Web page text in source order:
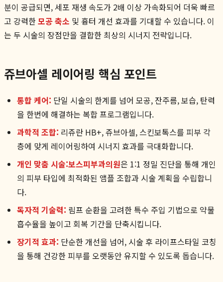
분이 공급되면, 세포 재생 속도가 2배 이상 가속화되어 더욱 빠르
고 강력한모공 축소 및 흉터 개선 효과를 기대할 수 있습니다. 이
는 두 시술의 장점만을 결합한 최상의 시너지 전략입니다.
쥬브아셀 레이어링 핵심 포인트
통합 케어: 단일 시술의 한계를 넘어 모공, 잔주름, 보습, 탄력
을 한번에 해결하는 복합 프로그램입니다.
과학적 조합: 리쥬란 HB+, 쥬브아셀, 스킨보톡스를 피부 각
층에 맞게 레이어링하여 시너지 효과를 극대화합니다.
개인 맞춤 시술:보스피부과의원은 1:1 정밀 진단을 통해 개인
의 피부 타입에 최적화된 앰플 조합과 시술 계획을 수립합니
다.
독자적 기술력: 림프 순환을 고려한 특수 주입 기법으로 약물
흡수율을 높이고 회복 기간을 단축시킵니다.
장기적 효과: 단순한 개선을 넘어, 시술 후 라이프스타일 코칭
을 통해 건강한 피부를 오랫동안 유지할 수 있도록 돕습니다.